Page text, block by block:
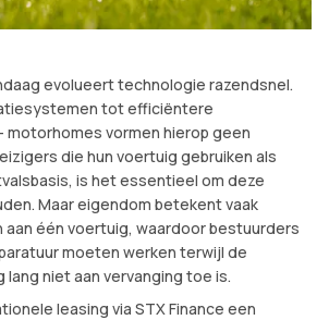
evolueert technologie razendsnel.
tot efficiëntere
vormen hierop geen
die hun voertuig gebruiken als
is het essentieel om deze
Maar eigendom betekent vaak
één voertuig, waardoor bestuurders
moeten werken terwijl de
niet aan vervanging toe is.
leasing via STX Finance een